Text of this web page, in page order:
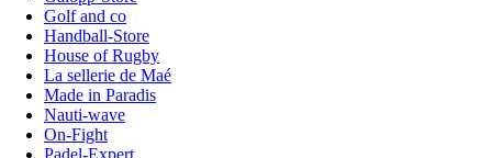
Golf and co
Handball-Store
House of Rugby
La sellerie de Maé
Made in Paradis
Nauti-wave
On-Fight
Padel-Expert